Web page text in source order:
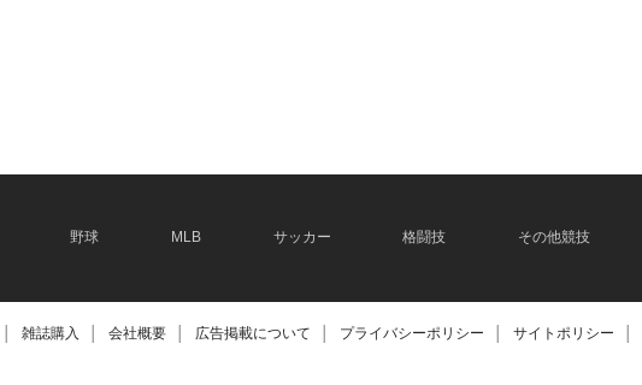
野球 MLB サッカー 格闘技 その他競技
雑誌購入 会社概要 広告掲載について プライバシーポリシー サイトポリシー